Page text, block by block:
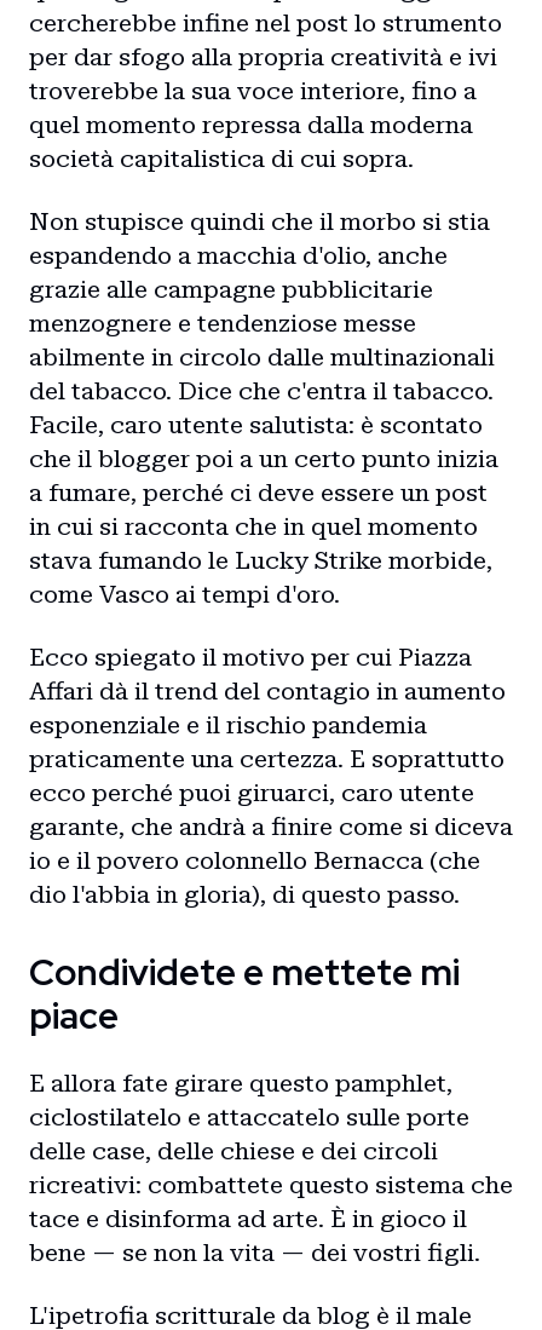
cercherebbe infine nel post lo strumento
per dar sfogo alla propria creatività e ivi
troverebbe la sua voce interiore, fino a
quel momento repressa dalla moderna
società capitalistica di cui sopra.
Non stupisce quindi che il morbo si stia
espandendo a macchia d'olio, anche
grazie alle campagne pubblicitarie
menzognere e tendenziose messe
abilmente in circolo dalle multinazionali
del tabacco. Dice che c'entra il tabacco.
Facile, caro utente salutista: è scontato
che il blogger poi a un certo punto inizia
a fumare, perché ci deve essere un post
in cui si racconta che in quel momento
stava fumando le Lucky Strike morbide,
come Vasco ai tempi d'oro.
Ecco spiegato il motivo per cui Piazza
Affari dà il trend del contagio in aumento
esponenziale e il rischio pandemia
praticamente una certezza. E soprattutto
ecco perché puoi giruarci, caro utente
garante, che andrà a finire come si diceva
io e il povero colonnello Bernacca (che
dio l'abbia in gloria), di questo passo.
Condividete e mettete mi
piace
E allora fate girare questo pamphlet,
ciclostilatelo e attaccatelo sulle porte
delle case, delle chiese e dei circoli
ricreativi: combattete questo sistema che
tace e disinforma ad arte. È in gioco il
bene — se non la vita — dei vostri figli.
L'ipetrofia scritturale da blog è il male